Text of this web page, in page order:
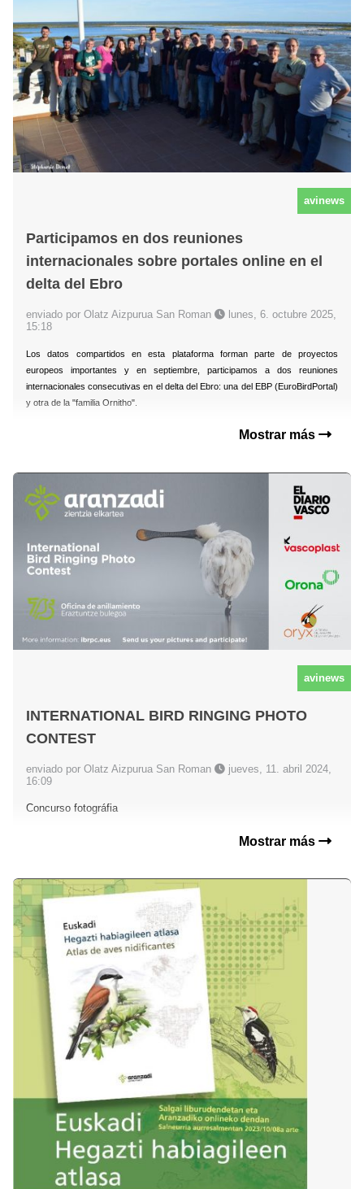
avinews
Participamos en dos reuniones
internacionales sobre portales online en el
delta del Ebro
enviado por Olatz Aizpurua San Roman
lunes, 6. octubre 2025,
15:18
Los datos compartidos en esta plataforma forman parte de proyectos
europeos importantes y en septiembre, participamos a dos reuniones
internacionales consecutivas en el delta del Ebro: una del EBP (EuroBirdPortal)
y otra de la "familia Ornitho".
Mostrar más
avinews
INTERNATIONAL BIRD RINGING PHOTO
CONTEST
enviado por Olatz Aizpurua San Roman
jueves, 11. abril 2024,
16:09
Concurso fotográfia
Mostrar más